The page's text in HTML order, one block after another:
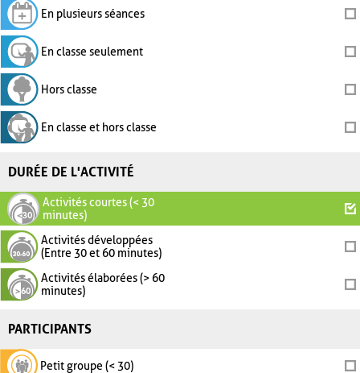
En plusieurs séances
En classe seulement
Hors classe
En classe et hors classe
DURÉE DE L'ACTIVITÉ
Activités courtes (< 30
minutes)
Activités développées
(Entre 30 et 60 minutes)
Activités élaborées (> 60
minutes)
PARTICIPANTS
Petit groupe (< 30)